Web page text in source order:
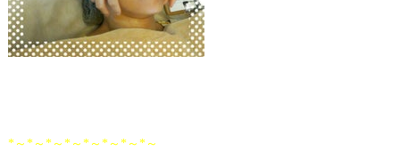
*～*～*～*～*～*～*～*～